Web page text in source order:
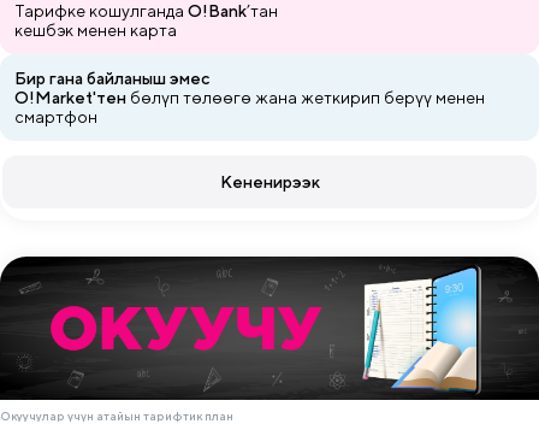
Тарифке кошулганда O!Bank’тан
кешбэк менен карта
Бир гана байланыш эмес
O!Market'тен бөлүп төлөөгө жана жеткирип берүү менен
смартфон
Кененирээк
Окуучулар үчүн атайын тарифтик план